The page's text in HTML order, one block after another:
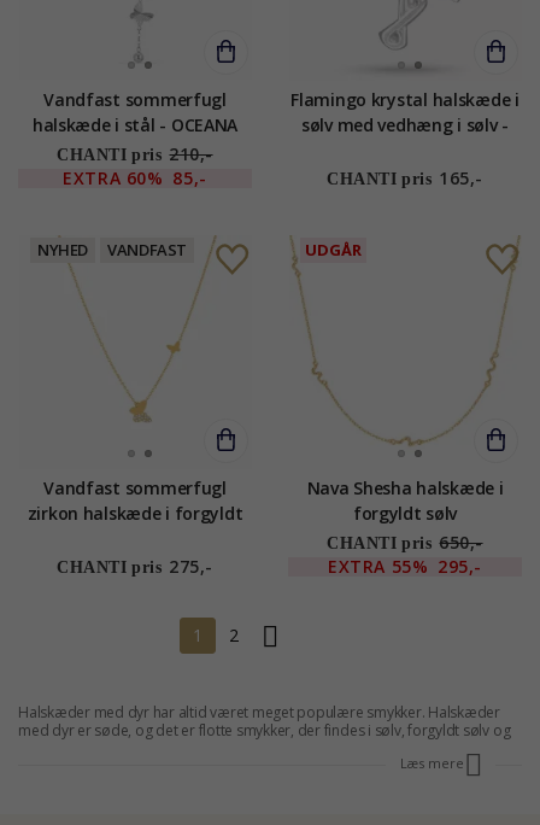
Vandfast sommerfugl
halskæde i stål - OCEANA
CHANTI pris 210,-
EXTRA 60% 85,-
Flamingo krystal halskæde i
sølv med vedhæng i sølv -
CHANTI pris 165,-
NYHED VANDFAST
Vandfast sommerfugl
zirkon halskæde i forgyldt
CHANTI pris 275,-
UDGÅR
Nava Shesha halskæde i
forgyldt sølv
CHANTI pris 650,-
EXTRA 55% 295,-
1 2
Halskæder med dyr har altid været meget populære smykker. Halskæder
med dyr er søde, og det er flotte smykker, der findes i sølv, forgyldt sølv og
Læs mere